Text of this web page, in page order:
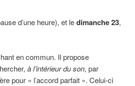
d’une heure), et ledimanche 23,
en commun. Il propose
à l’intérieur du son, par
pour « l’accord parfait ». Celui-ci